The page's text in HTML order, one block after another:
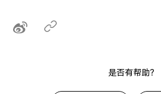
是否有帮助？